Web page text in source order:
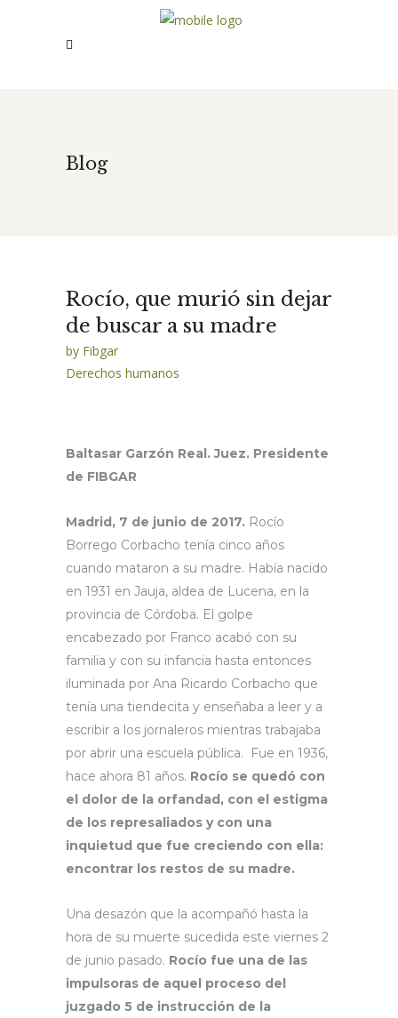
Blog
Rocío, que murió sin dejar
de buscar a su madre
by Fibgar
Derechos humanos
Baltasar Garzón Real. Juez. Presidente
de FIBGAR
Madrid, 7 de junio de 2017. Rocío
Borrego Corbacho tenía cinco años
cuando mataron a su madre. Había nacido
en 1931 en Jauja, aldea de Lucena, en la
provincia de Córdoba. El golpe
encabezado por Franco acabó con su
familia y con su infancia hasta entonces
iluminada por Ana Ricardo Corbacho que
tenía una tiendecita y enseñaba a leer y a
escribir a los jornaleros mientras trabajaba
por abrir una escuela pública. Fue en 1936,
hace ahora 81 años. Rocío se quedó con
el dolor de la orfandad, con el estigma
de los represaliados y con una
inquietud que fue creciendo con ella:
encontrar los restos de su madre.
Una desazón que la acompañó hasta la
hora de su muerte sucedida este viernes 2
de junio pasado. Rocío fue una de las
impulsoras de aquel proceso del
juzgado 5 de instrucción de la